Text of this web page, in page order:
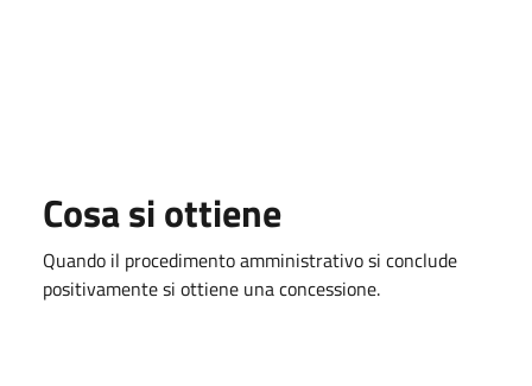
Cosa si ottiene
Quando il procedimento amministrativo si conclude
positivamente si ottiene una concessione.